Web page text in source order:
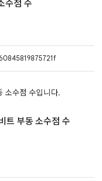
수점 수
소수점 수입니다.
트 부동 소수점 수